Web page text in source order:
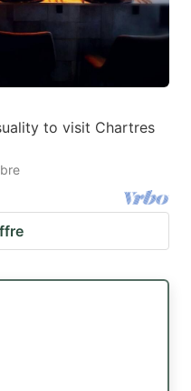
to visit Chartres